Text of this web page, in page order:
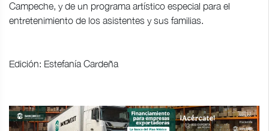
Campeche, y de un programa artístico especial para el
entretenimiento de los asistentes y sus familias.
Edición: Estefanía Cardeña